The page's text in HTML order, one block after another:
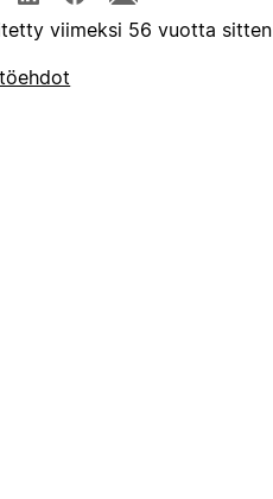
viimeksi 56 vuotta sitten